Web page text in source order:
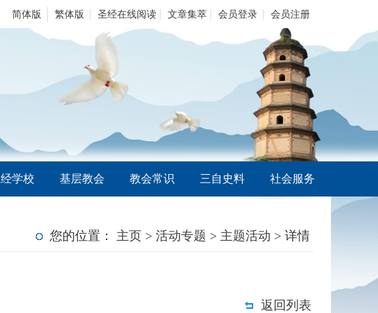
简体版 繁体版 圣经在线阅读 文章集萃 会员登录 会员注册
学校 基层教会 教会常识 三自史料 社会服务
您的位置： 主页 > 活动专题 > 主题活动 > 详情
返回列表